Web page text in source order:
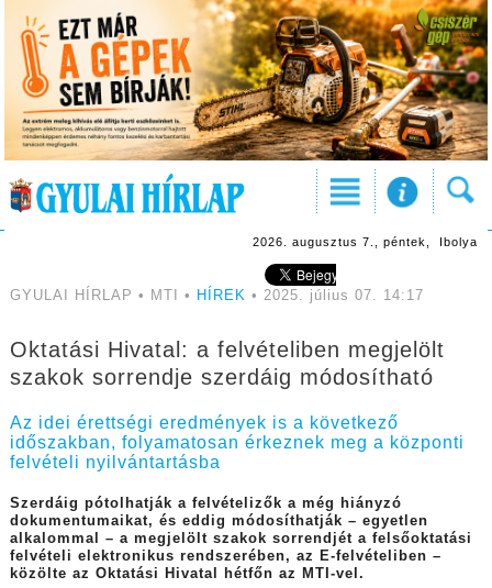
2026. augusztus 7., péntek, Ibolya
GYULAI HÍRLAP • MTI • HÍREK • 2025. július 07. 14:17
Oktatási Hivatal: a felvételiben megjelölt
szakok sorrendje szerdáig módosítható
Az idei érettségi eredmények is a következő
időszakban, folyamatosan érkeznek meg a központi
felvételi nyilvántartásba
Szerdáig pótolhatják a felvételizők a még hiányzó
dokumentumaikat, és eddig módosíthatják – egyetlen
alkalommal – a megjelölt szakok sorrendjét a felsőoktatási
felvételi elektronikus rendszerében, az E-felvételiben –
közölte az Oktatási Hivatal hétfőn az MTI-vel.